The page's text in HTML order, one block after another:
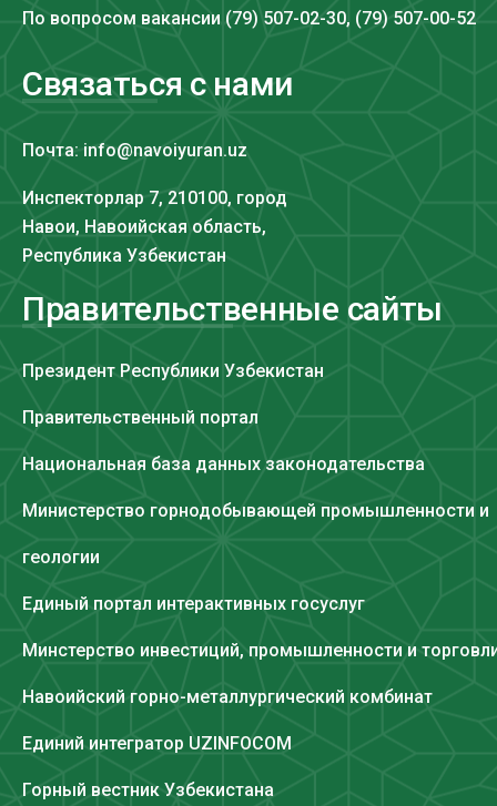
По вопросом вакансии (79) 507-02-30, (79) 507-00-52
Связаться с нами
Почта: info@navoiyuran.uz
Инспекторлар 7, 210100, город
Навои, Навоийская область,
Республика Узбекистан
Правительственные сайты
Президент Республики Узбекистан
Правительственный портал
Национальная база данных законодательства
Министерство горнодобывающей промышленности и
геологии
Единый портал интерактивных госуслуг
Минстерство инвестиций, промышленности и
Навоийский горно-металлургический комбинат
Единий интегратор UZINFOCOM
Горный вестник Узбекистана